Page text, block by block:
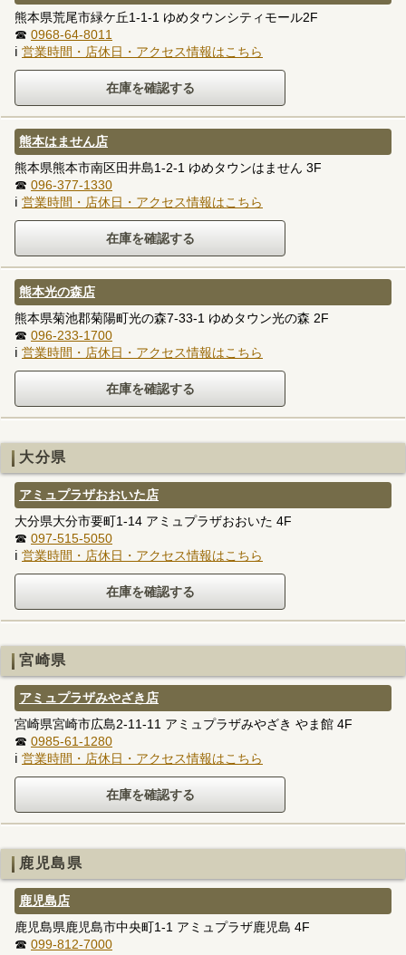
熊本県荒尾市緑ケ丘1-1-1 ゆめタウンシティモール2F
☎ 0968-64-8011
ℹ 営業時間・店休日・アクセス情報はこちら
熊本はません店
熊本県熊本市南区田井島1-2-1 ゆめタウンはません 3F
☎ 096-377-1330
ℹ 営業時間・店休日・アクセス情報はこちら
熊本光の森店
熊本県菊池郡菊陽町光の森7-33-1 ゆめタウン光の森 2F
☎ 096-233-1700
ℹ 営業時間・店休日・アクセス情報はこちら
大分県
アミュプラザおおいた店
大分県大分市要町1-14 アミュプラザおおいた 4F
☎ 097-515-5050
ℹ 営業時間・店休日・アクセス情報はこちら
宮崎県
アミュプラザみやざき店
宮崎県宮崎市広島2-11-11 アミュプラザみやざき やま館 4F
☎ 0985-61-1280
ℹ 営業時間・店休日・アクセス情報はこちら
鹿児島県
鹿児島店
鹿児島県鹿児島市中央町1-1 アミュプラザ鹿児島 4F
☎ 099-812-7000